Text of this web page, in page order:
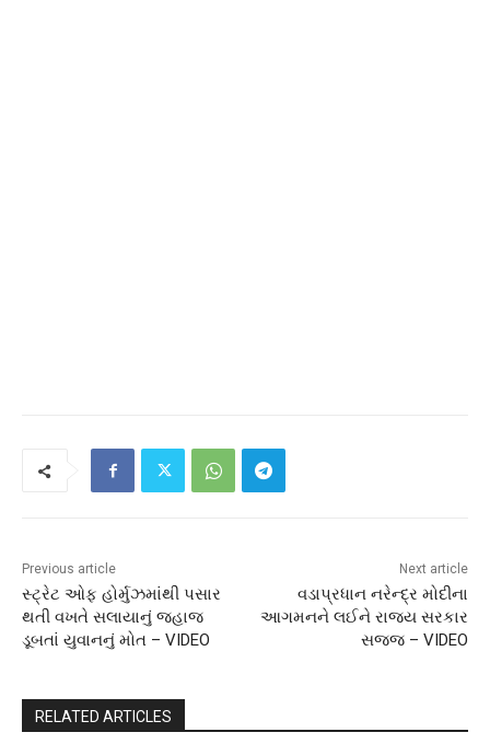
Previous article
સ્ટ્રેટ ઓફ હોર્મુઝમાંથી પસાર
થતી વખતે સલાયાનું જહાજ
ડૂબતાં યુવાનનું મોત – VIDEO
Next article
વડાપ્રધાન નરેન્દ્ર મોદીના
આગમનને લઈને રાજ્ય સરકાર
સજ્જ – VIDEO
RELATED ARTICLES